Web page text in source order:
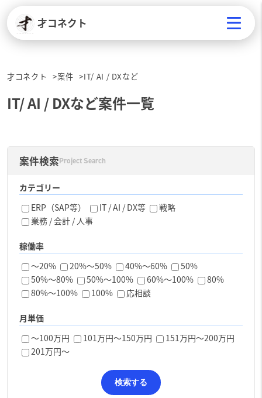
才コネクト
才コネクト 案件 IT/ AI / DXなど
IT/ AI / DXなど案件一覧
案件検索Project Search
カテゴリー
ERP（SAP等）
IT / AI / DX等
戦略
業務 / 会計 / 人事
稼働率
〜20%
20%〜50% 40%～60%
50%
50%〜80%
50%～100% 60%～100%
80%
80%〜100%
100% 応相談
月単価
～100万円
101万円〜150万円
151万円〜200万円
201万円〜